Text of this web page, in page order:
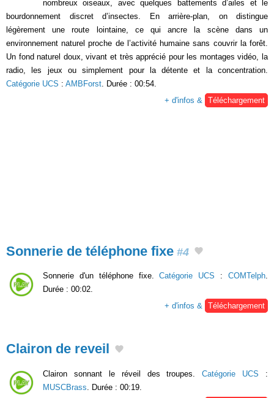
nombreux oiseaux, avec quelques battements d’ailes et le
bourdonnement discret d’insectes. En arrière-plan, on distingue
légèrement une route lointaine, ce qui ancre la scène dans un
environnement naturel proche de l’activité humaine sans couvrir la forêt.
Un fond naturel doux, vivant et très apprécié pour les montages vidéo, la
radio, les jeux ou simplement pour la détente et la concentration.
Catégorie UCS : AMBForst . Durée : 00:54.
+ d'infos &
Téléchargement
Sonnerie de téléphone fixe #4
Sonnerie d'un téléphone fixe.Catégorie UCS :COMTelph.
Durée : 00:02.
+ d'infos & Téléchargement
Clairon de reveil
Clairon sonnant le réveil des troupes.Catégorie UCS :
MUSCBrass . Durée : 00:19.